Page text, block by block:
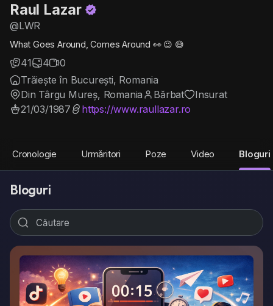
Raul Lazar
@LWR
What Goes Around, Comes Around 👀 😉 😅
41 4
0
Trăiește în București, Romania
Din Târgu Mureș, Romania
Bărbat
Insurat
21/03/1987
https://www.raullazar.ro
Cronologie Urmăritori Poze Video Bloguri
Bloguri